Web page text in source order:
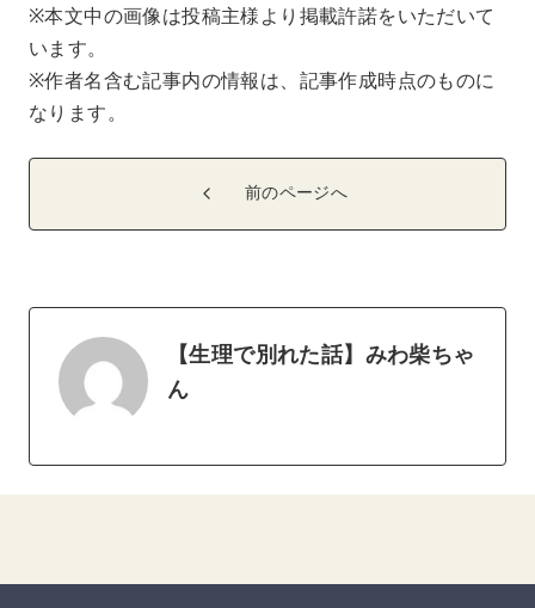
※本文中の画像は投稿主様より掲載許諾をいただいて
います。
※作者名含む記事内の情報は、記事作成時点のものに
なります。
前のページへ
【生理で別れた話】みわ柴ちゃ
ん